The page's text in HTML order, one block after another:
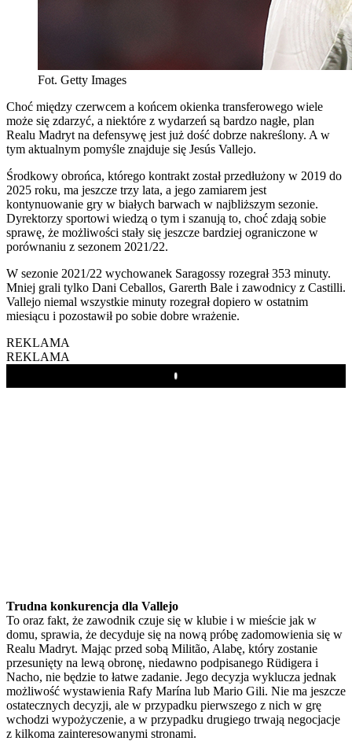
Fot. Getty Images
Choć między czerwcem a końcem okienka transferowego wiele
może się zdarzyć, a niektóre z wydarzeń są bardzo nagłe, plan
Realu Madryt na defensywę jest już dość dobrze nakreślony. A w
tym aktualnym pomyśle znajduje się Jesús Vallejo.
Środkowy obrońca, którego kontrakt został przedłużony w 2019 do
2025 roku, ma jeszcze trzy lata, a jego zamiarem jest
kontynuowanie gry w białych barwach w najbliższym sezonie.
Dyrektorzy sportowi wiedzą o tym i szanują to, choć zdają sobie
sprawę, że możliwości stały się jeszcze bardziej ograniczone w
porównaniu z sezonem 2021/22.
W sezonie 2021/22 wychowanek Saragossy rozegrał 353 minuty.
Mniej grali tylko Dani Ceballos, Garerth Bale i zawodnicy z Castilli.
Vallejo niemal wszystkie minuty rozegrał dopiero w ostatnim
miesiącu i pozostawił po sobie dobre wrażenie.
REKLAMA
REKLAMA
Play
Trudna konkurencja dla Vallejo
To oraz fakt, że zawodnik czuje się w klubie i w mieście jak w
domu, sprawia, że decyduje się na nową próbę zadomowienia się w
Realu Madryt. Mając przed sobą Militão, Alabę, który zostanie
przesunięty na lewą obronę, niedawno podpisanego Rüdigera i
Nacho, nie będzie to łatwe zadanie. Jego decyzja wyklucza jednak
możliwość wystawienia Rafy Marína lub Mario Gili. Nie ma jeszcze
ostatecznych decyzji, ale w przypadku pierwszego z nich w grę
wchodzi wypożyczenie, a w przypadku drugiego trwają negocjacje
z kilkoma zainteresowanymi stronami.